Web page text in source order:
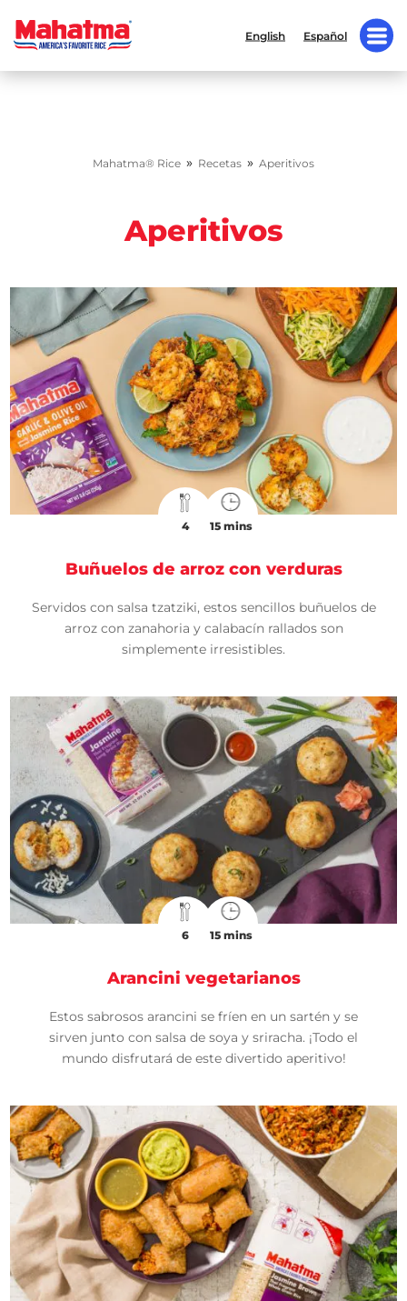
English Español
Mahatma® Rice » Recetas » Aperitivos
Aperitivos
4 15 mins
Buñuelos de arroz con verduras
Servidos con salsa tzatziki, estos sencillos buñuelos de
arroz con zanahoria y calabacín rallados son
simplemente irresistibles.
6 15 mins
Arancini vegetarianos
Estos sabrosos arancini se fríen en un sartén y se
sirven junto con salsa de soya y sriracha. ¡Todo el
mundo disfrutará de este divertido aperitivo!